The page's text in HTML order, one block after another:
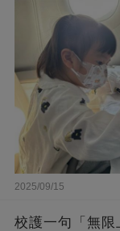
2025/09/15
校護一句「無